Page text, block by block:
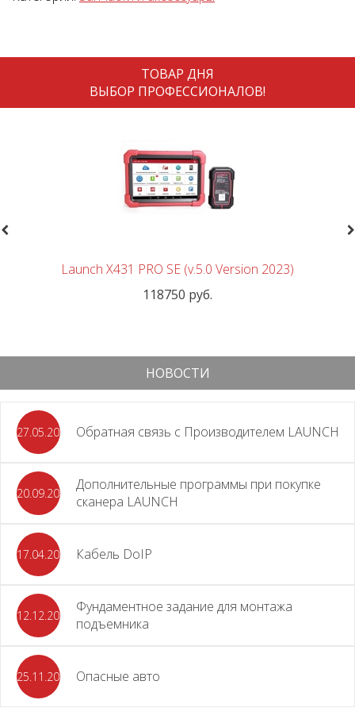
ТОВАР ДНЯ
ВЫБОР ПРОФЕССИОНАЛОВ!
Launch X431 PRO SE (v.5.0 Version 2023)
118750 руб.
НОВОСТИ
27.05.2026 Обратная связь с Производителем LAUNCH
20.09.2025
Дополнительные программы при покупке
сканера LAUNCH
17.04.2024 Кабель DoIP
12.12.2023
Фундаментное задание для монтажа
подъемника
25.11.2023 Опасные авто